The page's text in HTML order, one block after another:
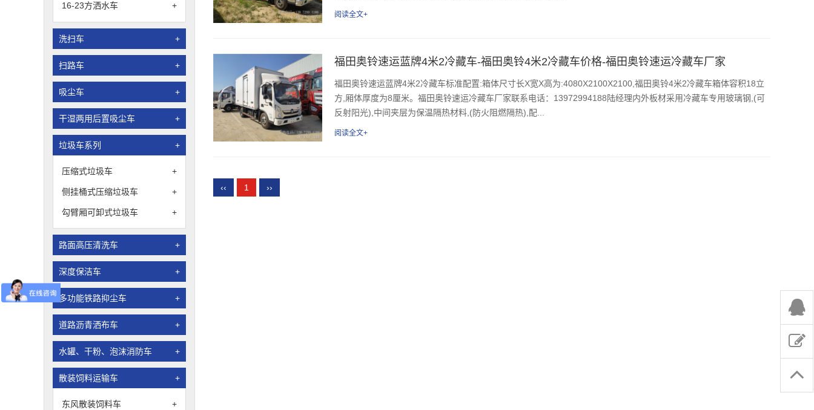
16-23方洒水车 +
洗扫车 +
扫路车 +
吸尘车 +
干湿两用后置吸尘车 +
垃圾车系列 +
压缩式垃圾车 +
侧挂桶式压缩垃圾车 +
勾臂厢可卸式垃圾车 +
路面高压清洗车 +
深度保洁车 +
多功能铁路抑尘车 +
道路沥青洒布车 +
水罐、干粉、泡沫消防车 +
散装饲料运输车 +
东风散装饲料车 +
阅读全文+
​福田奥铃速运蓝牌4米2冷藏车-​福田奥铃4米2冷藏车价格-​福田奥铃速运冷藏车厂家
福田奥铃速运蓝牌4米2冷藏车标准配置:箱体尺寸长X宽X高为:4080X2100X2100,福田奥铃4米2冷藏车箱体容积18立
方,厢体厚度为8厘米。福田奥铃速运冷藏车厂家联系电话：13972994188陆经理内外板材采用冷藏车专用玻璃钢,(可
反射阳光),中间夹层为保温隔热材料,(防火阻燃隔热),配...
阅读全文+
‹‹ 1 ››